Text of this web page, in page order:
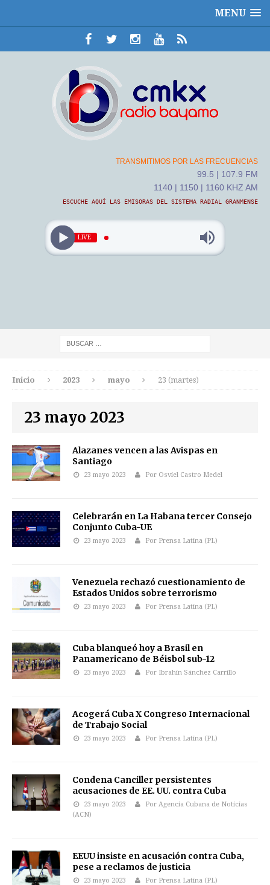
MENU
TRANSMITIMOS POR LAS FRECUENCIAS
99.5 | 107.9 FM
1140 | 1150 | 1160 KHZ AM
ESCUCHE AQUÍ LAS EMISORAS DEL SISTEMA RADIAL GRANMENSE
LIVE
Inicio 2023 mayo 23 (martes)
23 mayo 2023
Alazanes vencen a las Avispas en
Santiago
23 mayo 2023 Por Osviel Castro Medel
Celebrarán en La Habana tercer Consejo
Conjunto Cuba-UE
23 mayo 2023 Por Prensa Latina (PL)
Venezuela rechazó cuestionamiento de
Estados Unidos sobre terrorismo
23 mayo 2023 Por Prensa Latina (PL)
Cuba blanqueó hoy a Brasil en
Panamericano de Béisbol sub-12
23 mayo 2023 Por Ibrahín Sánchez Carrillo
Acogerá Cuba X Congreso Internacional
de Trabajo Social
23 mayo 2023 Por Prensa Latina (PL)
Condena Canciller persistentes
acusaciones de EE. UU. contra Cuba
23 mayo 2023
Por Agencia Cubana de Noticias
(ACN)
EEUU insiste en acusación contra Cuba,
pese a reclamos de justicia
23 mayo 2023 Por Prensa Latina (PL)